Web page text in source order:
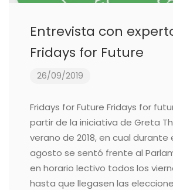
Entrevista con
Fridays for Future
26/09/2019
Fridays for Future Fridays for
partir de la iniciativa de Greta
verano de 2018, en cual durante
agosto se sentó frente al
en horario lectivo todos los
hasta que llegasen las